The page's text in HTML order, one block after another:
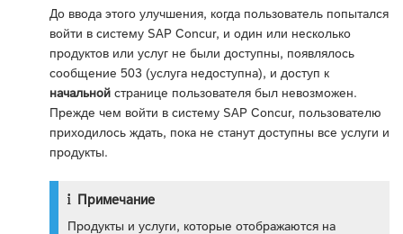
До ввода этого улучшения, когда пользователь попытался
войти в систему SAP Concur, и один или несколько
продуктов или услуг не были доступны, появлялось
сообщение 503 (услуга недоступна), и доступ к
начальной странице пользователя был невозможен.
Прежде чем войти в систему SAP Concur, пользователю
приходилось ждать, пока не станут доступны все услуги и
продукты.
Примечание
Продукты и услуги, которые отображаются на